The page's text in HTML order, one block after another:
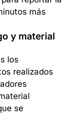
más
y material
los
realizados
se